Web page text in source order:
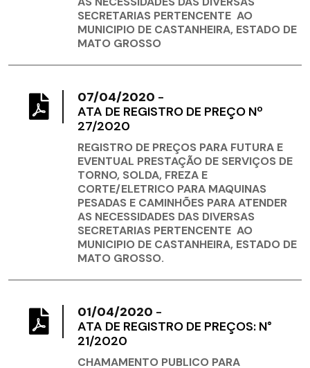
SECRETARIAS PERTENCENTE AO
MUNICIPIO DE CASTANHEIRA, ESTADO DE
MATO GROSSO
07/04/2020 -
ATA DE REGISTRO DE PREÇO Nº
27/2020
REGISTRO DE PREÇOS PARA FUTURA E
EVENTUAL PRESTAÇÃO DE SERVIÇOS DE
TORNO, SOLDA, FREZA E
CORTE/ELETRICO PARA MAQUINAS
PESADAS E CAMINHÕES PARA ATENDER
AS NECESSIDADES DAS DIVERSAS
SECRETARIAS PERTENCENTE AO
MUNICIPIO DE CASTANHEIRA, ESTADO DE
MATO GROSSO.
01/04/2020 -
ATA DE REGISTRO DE PREÇOS: N°
21/2020
CHAMAMENTO PUBLICO PARA